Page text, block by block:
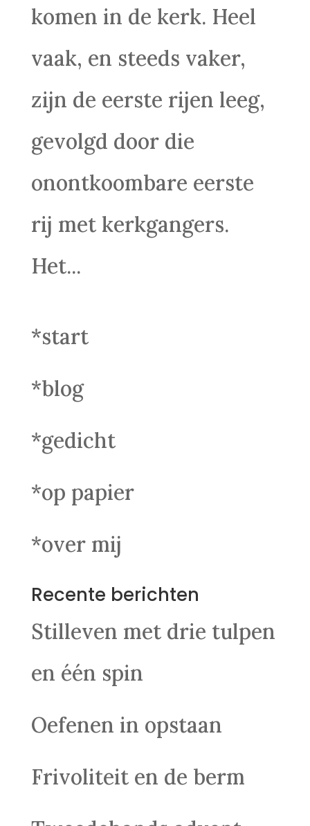
komen in de kerk. Heel
vaak, en steeds vaker,
zijn de eerste rijen leeg,
gevolgd door die
onontkoombare eerste
rij met kerkgangers.
Het...
*start
*blog
*gedicht
*op papier
*over mij
Recente berichten
Stilleven met drie tulpen
en één spin
Oefenen in opstaan
Frivoliteit en de berm